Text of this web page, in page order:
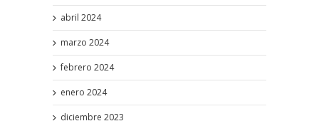
abril 2024
marzo 2024
febrero 2024
enero 2024
diciembre 2023